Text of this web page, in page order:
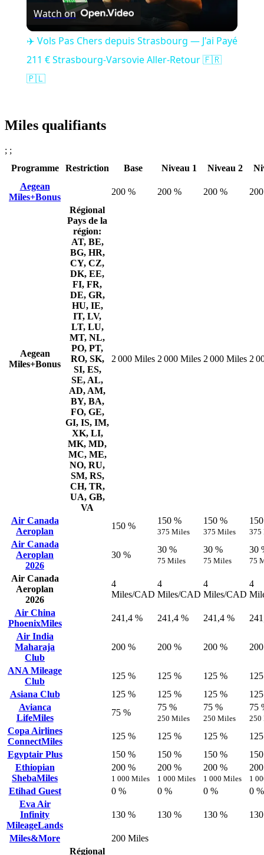
Video
Watch on
✈️ Vols Pas Chers depuis Strasbourg — J'ai Payé
211 € Strasbourg-Varsovie Aller-Retour 🇫🇷
🇵🇱
Miles qualifiants
; ;
Programme
Restriction Base Niveau 1 Niveau 2
Aegean
Miles+Bonus
200 % 200 % 200 %
Aegean
Miles+Bonus
Régional
Pays de la
région:
AT, BE,
BG, HR,
CY, CZ,
DK, EE,
FI, FR,
DE, GR,
HU, IE,
IT, LV,
LT, LU,
MT, NL,
PO, PT,
RO, SK,
SI, ES,
SE, AL,
AD, AM,
BY, BA,
FO, GE,
GI, IS, IM,
XK, LI,
MK, MD,
MC, ME,
NO, RU,
SM, RS,
CH, TR,
UA, GB,
VA
2 000 Miles 2 000 Miles 2 000 Miles 2
Air Canada
Aeroplan
150 %
150 %
375 Miles
150 %
375 Miles 375
Air Canada
Aeroplan
2026
30 %
30 %
75 Miles
30 %
75 Miles
30
75
Air Canada
Aeroplan
2026
4
Miles/CAD
4
Miles/CAD
4
Miles/CAD
4
Air China
PhoenixMiles
241,4 % 241,4 % 241,4 %
Air India
Maharaja
Club
200 % 200 % 200 %
ANA Mileage
Club
125 % 125 % 125 %
Asiana Club
125 % 125 % 125 %
Avianca
LifeMiles
75 %
75 %
250 Miles
75 %
250 Miles
75
250
Copa Airlines
ConnectMiles
125 % 125 % 125 %
Egyptair Plus
150 % 150 % 150 %
Ethiopian
ShebaMiles
200 %
1 000 Miles
200 %
1 000 Miles
200 %
1 000 Miles 1
Etihad Guest 0 % 0 % 0 %
0 %
Eva Air
Infinity
MileageLands
130 % 130 % 130 %
Miles&More
200 Miles
Régional